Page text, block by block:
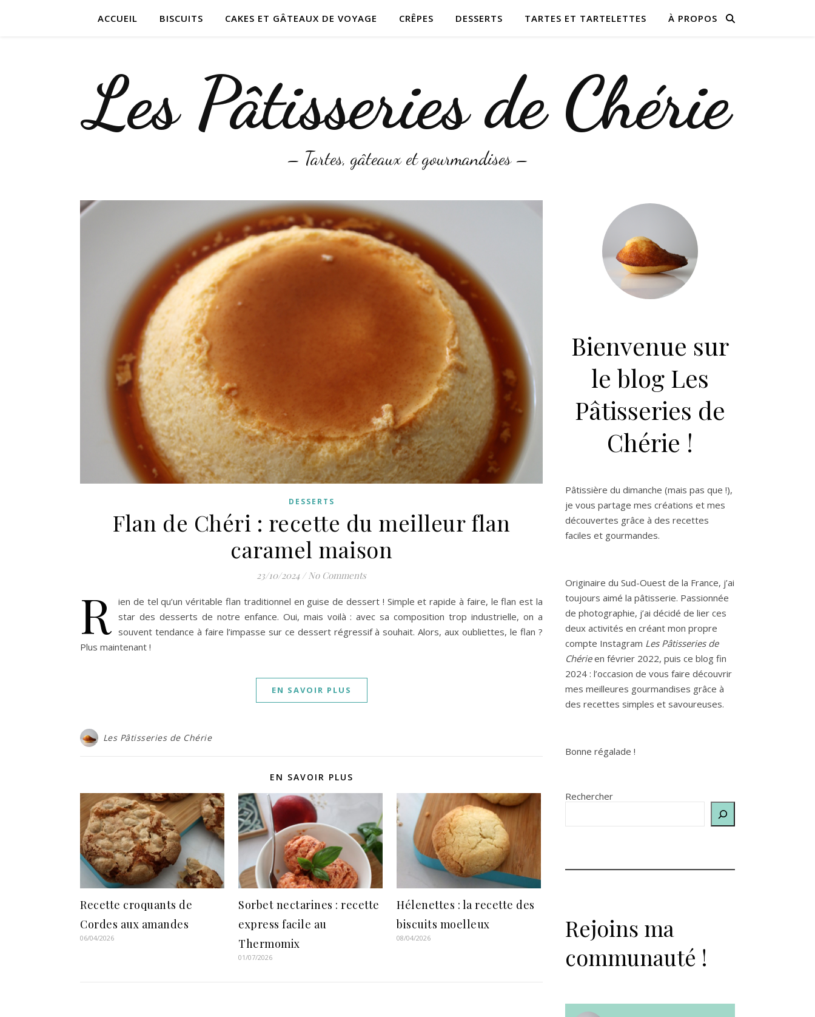
ACCUEIL BISCUITS CAKES ET GÂTEAUX DE VOYAGE CRÊPES DESSERTS TARTES ET TARTELETTES À PROPOS
Les Pâtisseries de Chérie
– Tartes, gâteaux et gourmandises –
DESSERTS
Flan de Chéri : recette du meilleur flan
caramel maison
23/10/2024 / No Comments
R ien de tel qu’un véritable flan traditionnel en guise de dessert ! Simple et rapide à faire, le flan est la
star des desserts de notre enfance. Oui, mais voilà : avec sa composition trop industrielle, on a
souvent tendance à faire l’impasse sur ce dessert régressif à souhait. Alors, aux oubliettes, le flan ?
Plus maintenant !
EN SAVOIR PLUS
Les Pâtisseries de Chérie
EN SAVOIR PLUS
Recette croquants de
Cordes aux amandes
06/04/2026
Sorbet nectarines : recette
express facile au
Thermomix
01/07/2026
Hélenettes : la recette des
biscuits moelleux
08/04/2026
Bienvenue sur
le blog Les
Pâtisseries de
Chérie !
Pâtissière du dimanche (mais pas que !),
je vous partage mes créations et mes
découvertes grâce à des recettes
faciles et gourmandes.
Originaire du Sud-Ouest de la France, j’ai
toujours aimé la pâtisserie. Passionnée
de photographie, j’ai décidé de lier ces
deux activités en créant mon propre
compte Instagram Les Pâtisseries de
Chérieen février 2022, puis ce blog fin
2024 : l’occasion de vous faire découvrir
mes meilleures gourmandises grâce à
des recettes simples et savoureuses.
Bonne régalade !
Rechercher
Rejoins ma
communauté !